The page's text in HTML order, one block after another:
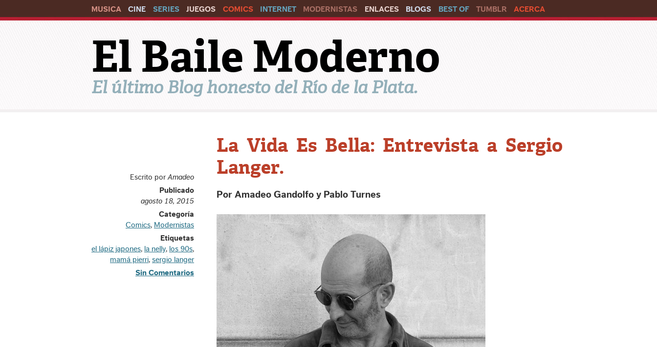
MUSICA CINE SERIES JUEGOS COMICS INTERNET MODERNISTAS ENLACES BLOGS BEST OF TUMBLR ACERCA
El Baile Moderno
El último Blog honesto del Río de la Plata.
Escrito porAmadeo
Publicado
agosto 18, 2015
Categoría
Comics, Modernistas
Etiquetas
el lápiz japones, la nelly, los 90s,
mamá pierri, sergio langer
Sin Comentarios
La Vida Es Bella: Entrevista a Sergio
Langer.
Por Amadeo Gandolfo y Pablo Turnes